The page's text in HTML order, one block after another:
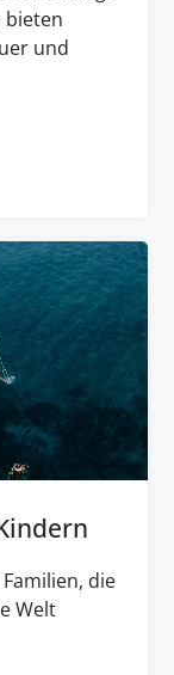
bieten
und
die
Welt